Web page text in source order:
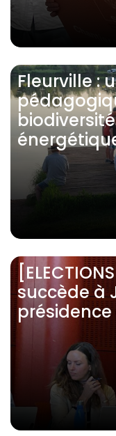
Fleurville :
succède à